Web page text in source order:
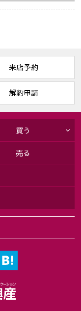
来店予約
解約申請
買う
売る